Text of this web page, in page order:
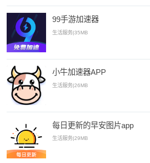
99手游加速器
生活服务|35MB
小牛加速器APP
生活服务|26MB
每日更新的早安图片app
生活服务 |29MB